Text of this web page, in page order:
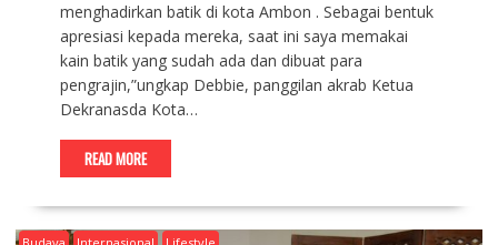
menghadirkan batik di kota Ambon . Sebagai bentuk
apresiasi kepada mereka, saat ini saya memakai
kain batik yang sudah ada dan dibuat para
pengrajin,”ungkap Debbie, panggilan akrab Ketua
Dekranasda Kota…
READ MORE